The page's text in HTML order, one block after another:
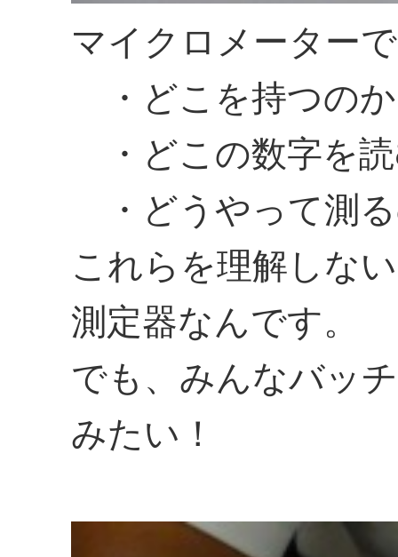
マイクロメーター
・どこを持つの
・どこの数字を
・どうやって測
これらを理解しな
測定器なんです。
でも、みんなバッ
みたい！